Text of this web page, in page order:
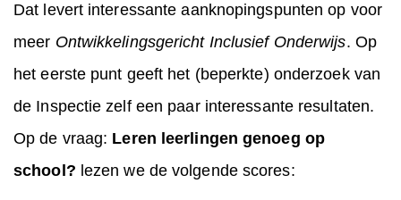
Dat levert interessante aanknopingspunten op voor
meer Ontwikkelingsgericht Inclusief Onderwijs. Op
het eerste punt geeft het (beperkte) onderzoek van
de Inspectie zelf een paar interessante resultaten.
Op de vraag: Leren leerlingen genoeg op
school? lezen we de volgende scores: